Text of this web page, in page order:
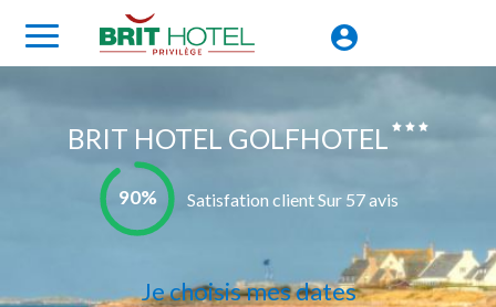
BRIT HOTEL GOLFHOTEL
90% Satisfation client Sur 57 avis
Je choisis mes dates